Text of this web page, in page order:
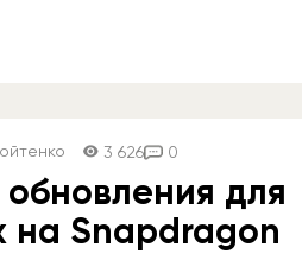
3 626 0
для
на Snapdragon